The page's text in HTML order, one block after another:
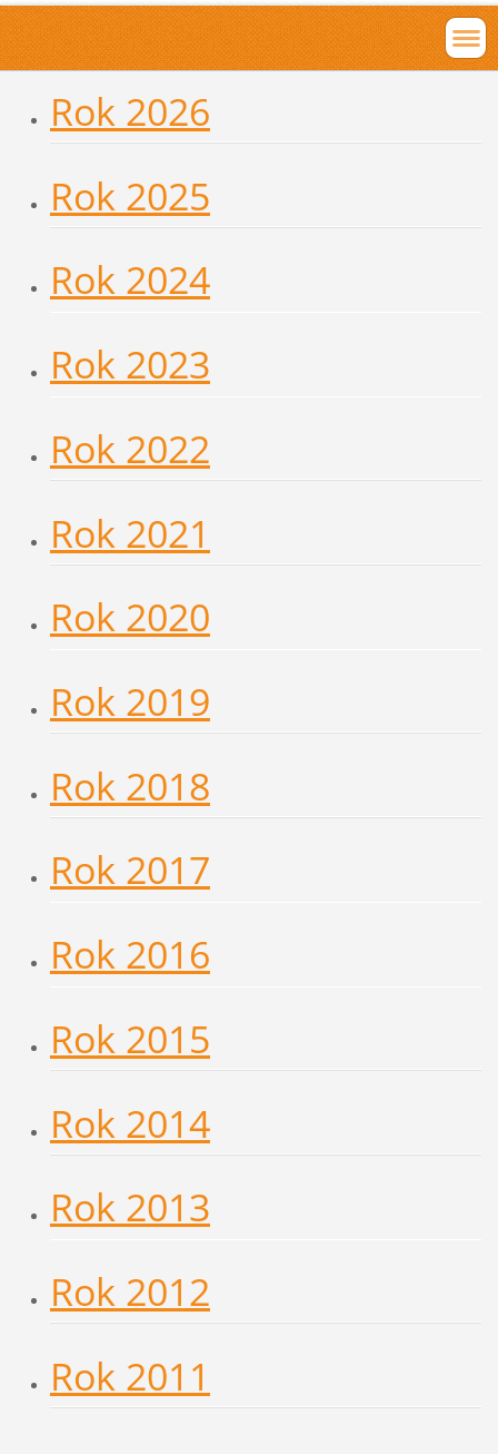
Rok 2026
Rok 2025
Rok 2024
Rok 2023
Rok 2022
Rok 2021
Rok 2020
Rok 2019
Rok 2018
Rok 2017
Rok 2016
Rok 2015
Rok 2014
Rok 2013
Rok 2012
Rok 2011